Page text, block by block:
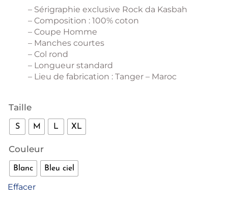
– Sérigraphie exclusive Rock da Kasbah
– Composition : 100% coton
– Coupe Homme
– Manches courtes
– Col rond
– Longueur standard
– Lieu de fabrication : Tanger – Maroc
Taille
S M L XL
Couleur
Blanc Bleu ciel
Effacer